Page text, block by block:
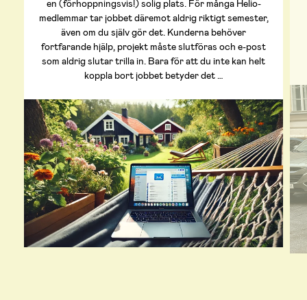
en (förhoppningsvis!) solig plats. För många Helio-
medlemmar tar jobbet däremot aldrig riktigt semester,
även om du själv gör det. Kunderna behöver
fortfarande hjälp, projekt måste slutföras och e-post
som aldrig slutar trilla in. Bara för att du inte kan helt
koppla bort jobbet betyder det …